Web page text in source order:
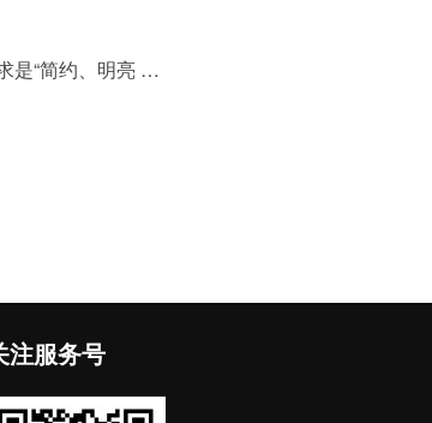
是“简约、明亮 …
扩容！”
注服务号